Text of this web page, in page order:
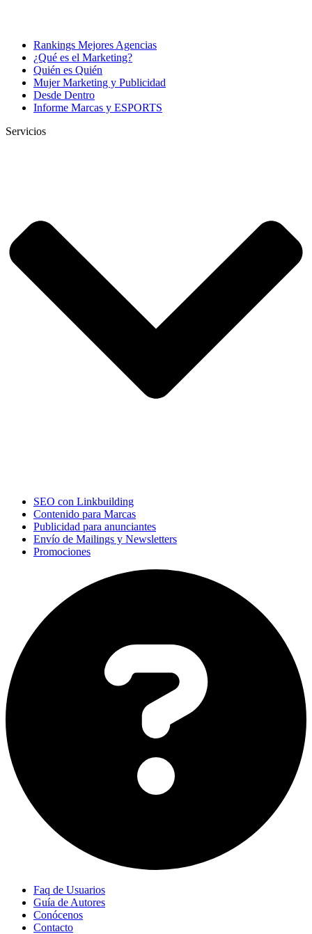
Rankings Mejores Agencias
¿Qué es el Marketing?
Quién es Quién
Mujer Marketing y Publicidad
Desde Dentro
Informe Marcas y ESPORTS
Servicios
SEO con Linkbuilding
Contenido para Marcas
Publicidad para anunciantes
Envío de Mailings y Newsletters
Promociones
Faq de Usuarios
Guía de Autores
Conócenos
Contacto